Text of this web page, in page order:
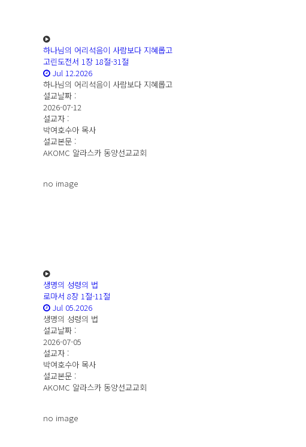
하나님의 어리석음이 사람보다 지혜롭고
고린도전서 1장 18절-31절
Jul 12.2026
하나님의 어리석음이 사람보다 지혜롭고
설교날짜 :
2026-07-12
설교자 :
박여호수아 목사
설교본문 :
AKOMC 알라스카 동양선교교회
no image
생명의 성령의 법
로마서 8장 1절-11절
Jul 05.2026
생명의 성령의 법
설교날짜 :
2026-07-05
설교자 :
박여호수아 목사
설교본문 :
AKOMC 알라스카 동양선교교회
no image